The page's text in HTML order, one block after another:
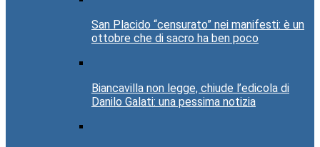
San Placido “censurato” nei manifesti: è un
ottobre che di sacro ha ben poco
Biancavilla non legge, chiude l’edicola di
Danilo Galati: una pessima notizia